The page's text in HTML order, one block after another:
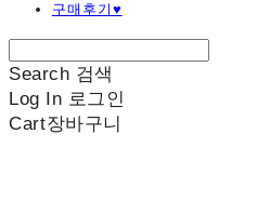
구매후기♥
Search 검색
Log In 로그인
Cart장바구니